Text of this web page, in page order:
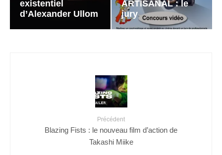
existentiel
d’Alexander Ullom
ARTISANAL : le
jury
Précédent
Blazing Fists : le nouveau film d’action de
Takashi Miike